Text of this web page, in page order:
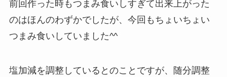
前回作った時もつまみ食いしすぎて出来上がった
のはほんのわずかでしたが、今回もちょいちょい
つまみ食いしていました^^
塩加減を調整しているとのことですが、随分調整